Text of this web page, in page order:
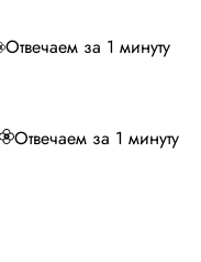
Отвечаем за 1 минуту
Отвечаем за 1 минуту